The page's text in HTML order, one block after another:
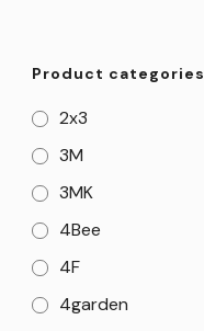
Product categories
2x3
3M
3MK
4Bee
4F
4garden